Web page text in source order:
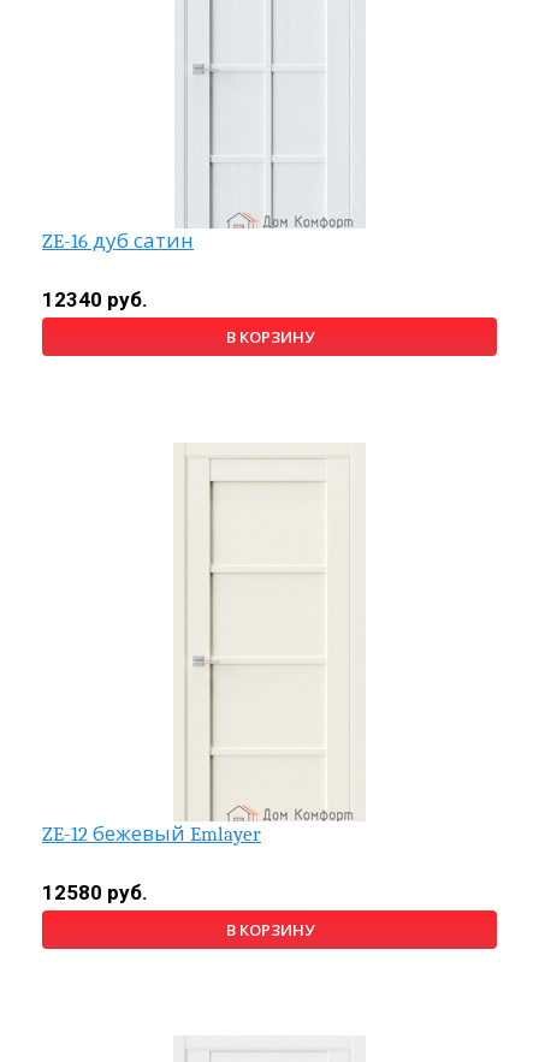
ZE-16 дуб сатин
12340 руб.
В КОРЗИНУ
ZE-12 бежевый Emlayer
12580 руб.
В КОРЗИНУ